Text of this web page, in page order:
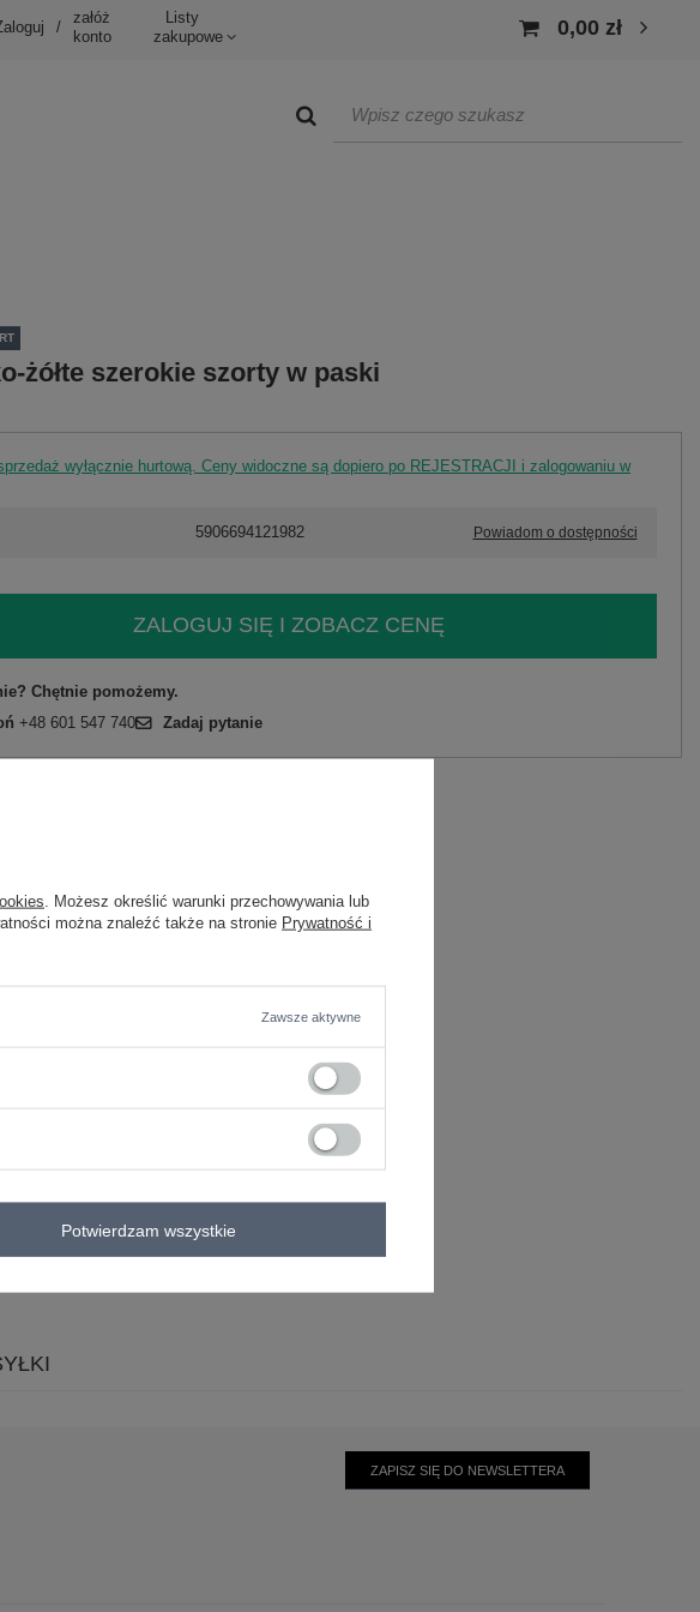
/
załóż
konto
Listy
zakupowe
0,00 zł
żółte szerokie szorty w paski
wyłącznie hurtową. Ceny widoczne są dopiero po REJESTRACJI i zalogowaniu w
5906694121982 Powiadom o dostępności
ZALOGUJ SIĘ I ZOBACZ CENĘ
Chętnie pomożemy.
+48 601 547 740 Zadaj pytanie
MAYA
97% bawełna 3% elastan
z paskiem
ZAPISZ SIĘ DO NEWSLETTERA
. Możesz określić warunki przechowywania lub
można znaleźć także na stronie Prywatność i
Zawsze aktywne
Potwierdzam wszystkie